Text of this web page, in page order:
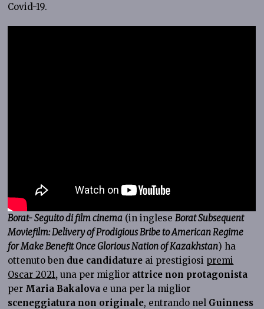
Covid-19.
Borat- Seguito di film cinema (in ingleseBorat Subsequent
Moviefilm: Delivery of Prodigious Bribe to American Regime
for Make Benefit Once Glorious Nation of Kazakhstan) ha
ottenuto ben due candidature ai prestigiosi premi
Oscar 2021, una per miglior attrice non protagonista
per Maria Bakalova e una per la miglior
sceneggiatura non originale, entrando nel Guinness